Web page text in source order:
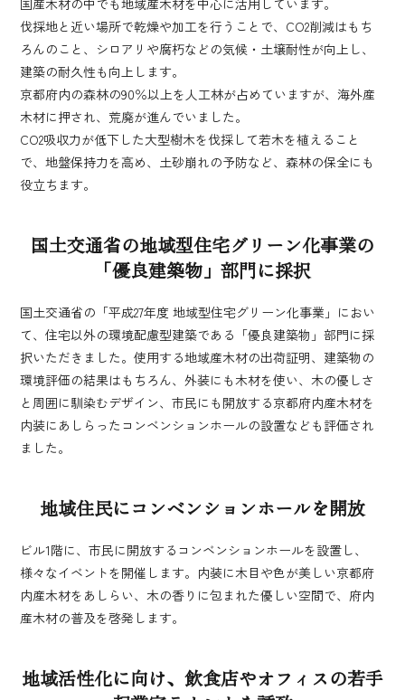
国産木材の中でも地域産木材を中心に活用しています。
伐採地と近い場所で乾燥や加工を行うことで、CO2削減はもち
ろんのこと、シロアリや腐朽などの気候・土壌耐性が向上し、
建築の耐久性も向上します。
京都府内の森林の90％以上を人工林が占めていますが、海外産
木材に押され、荒廃が進んでいました。
CO2吸収力が低下した大型樹木を伐採して若木を植えること
で、地盤保持力を高め、土砂崩れの予防など、森林の保全にも
役立ちます。
国土交通省の地域型住宅グリーン化事業の
「優良建築物」部門に採択
国土交通省の「平成27年度 地域型住宅グリーン化事業」におい
て、住宅以外の環境配慮型建築である「優良建築物」部門に採
択いただきました。使用する地域産木材の出荷証明、建築物の
環境評価の結果はもちろん、外装にも木材を使い、木の優しさ
と周囲に馴染むデザイン、市民にも開放する京都府内産木材を
内装にあしらったコンベンションホールの設置なども評価され
ました。
地域住民にコンベンションホールを開放
ビル1階に、市民に開放するコンベンションホールを設置し、
様々なイベントを開催します。内装に木目や色が美しい京都府
内産木材をあしらい、木の香りに包まれた優しい空間で、府内
産木材の普及を啓発します。
地域活性化に向け、飲食店やオフィスの若手